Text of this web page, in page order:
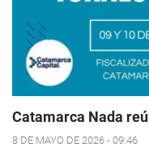
Catamarca Nada
8 DE MAYO DE 2026 - 09:46